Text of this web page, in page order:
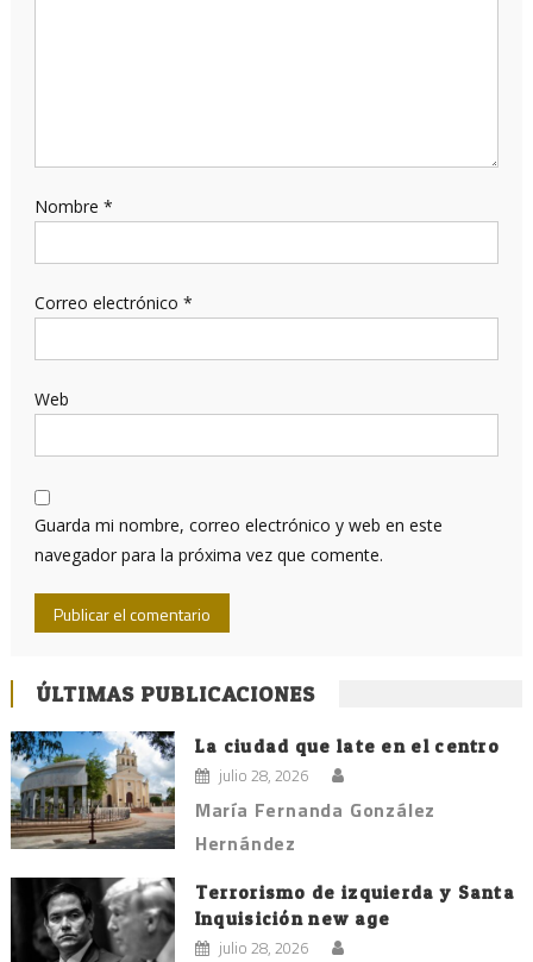
Nombre *
Correo electrónico *
Web
Guarda mi nombre, correo electrónico y web en este
navegador para la próxima vez que comente.
ÚLTIMAS PUBLICACIONES
La ciudad que late en el centro
julio 28, 2026
María Fernanda González
Hernández
Terrorismo de izquierda y Santa
Inquisición new age
julio 28, 2026